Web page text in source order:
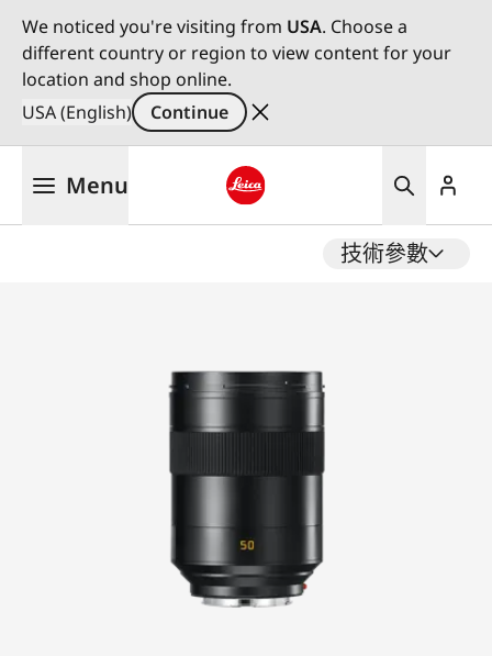
We noticed you're visiting from USA. Choose a
different country or region to view content for your
location and shop online.
USA (English)
Continue
Menu
技術參數